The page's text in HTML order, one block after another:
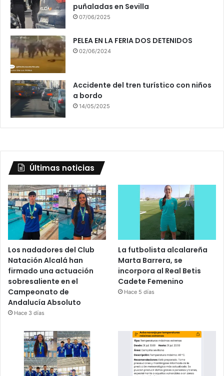
puñaladas en Sevilla
07/06/2025
PELEA EN LA FERIA DOS DETENIDOS
02/06/2024
Accidente del tren turístico con niños
a bordo
14/05/2025
Últimas noticias
Los nadadores del Club
Natación Alcalá han
firmado una actuación
sobresaliente en el
Campeonato de
Andalucía Absoluto
Hace 3 días
La futbolista alcalareña
Marta Barrera, se
incorpora al Real Betis
Cadete Femenino
Hace 5 días